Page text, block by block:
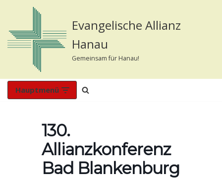
Inhalt
springen
Evangelische Allianz
Hanau
Gemeinsam für Hanau!
Hauptmenü
130.
Allianzkonferenz
Bad Blankenburg